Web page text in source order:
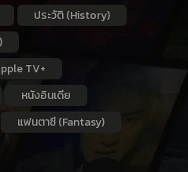
ประวัติ (History)
TV+
หนังอินเดีย
แฟนตาซี (Fantasy)